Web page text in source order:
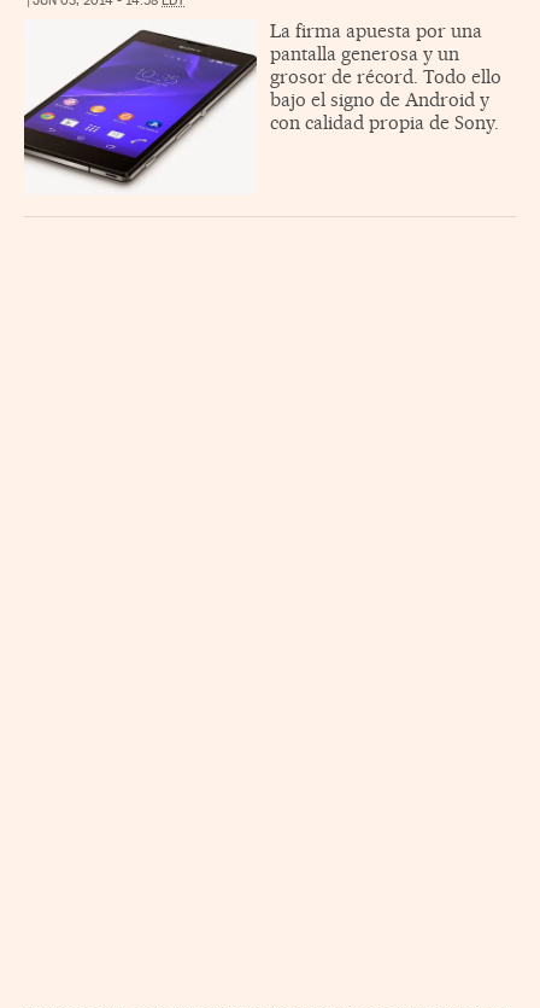
La firma apuesta por una
pantalla generosa y un
grosor de récord. Todo ello
bajo el signo de Android y
con calidad propia de Sony.